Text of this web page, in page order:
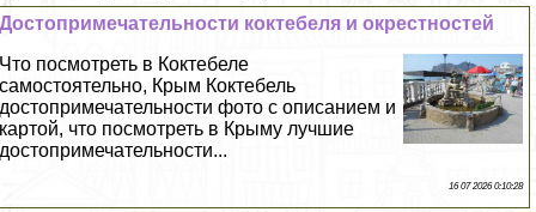
Достопримечательности коктебеля и окрестностей
Что посмотреть в Коктебеле
самостоятельно, Крым Коктебель
достопримечательности фото с описанием и
картой, что посмотреть в Крыму лучшие
достопримечательности...
16 07 2026 0:10:28